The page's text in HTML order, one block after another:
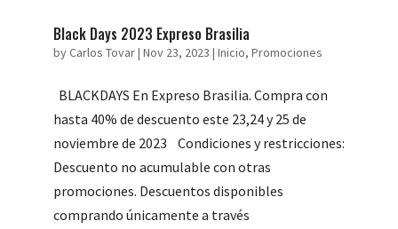
Black Days 2023 Expreso Brasilia
byCarlos Tovar| Nov 23, 2023 | Inicio, Promociones
BLACKDAYS En Expreso Brasilia. Compra con
hasta 40% de descuento este 23,24 y 25 de
noviembre de 2023 Condiciones y restricciones:
Descuento no acumulable con otras
promociones. Descuentos disponibles
comprando únicamente a través